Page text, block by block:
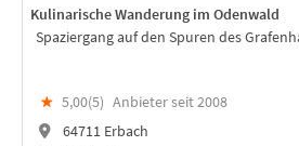
Kulinarische Wanderung im Odenwald
Spaziergang auf den Spuren des
★ 5,00(5) Anbieter seit 2008
64711 Erbach